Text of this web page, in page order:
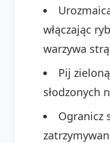
włączając
warzywa
Pij
słodzonych
Ogranicz